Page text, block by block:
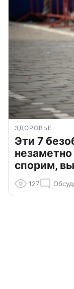
ЗДОРОВЬЕ
Эти 7
спорим,
127